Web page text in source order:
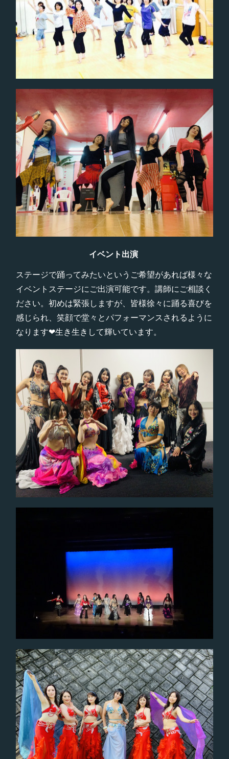
イベント出演
ステージで踊ってみたいというご希望があれば様々な
イベントステージにご出演可能です。講師にご相談く
ださい。初めは緊張しますが、皆様徐々に踊る喜びを
感じられ、笑顔で堂々とパフォーマンスされるように
なります❤︎生き生きして輝いています。